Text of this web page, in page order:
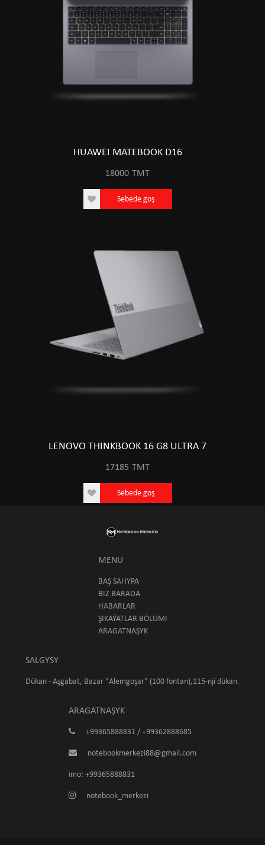
HUAWEI MATEBOOK D16
18000 TMT
Sebede goş
LENOVO THINKBOOK 16 G8 ULTRA 7
17185 TMT
Sebede goş
MENU
BAŞ SAHYPA
BIZ BARADA
HABARLAR
ŞIKAÝATLAR BÖLÜMI
ARAGATNAŞYK
SALGYSY
Dükan - Aşgabat, Bazar "Alemgoşar" (100 fontan),115-nji dükan.
ARAGATNAŞYK
+99365888831 / +99362888685
notebookmerkezi88@gmail.com
imo: +99365888831
notebook_merkezi